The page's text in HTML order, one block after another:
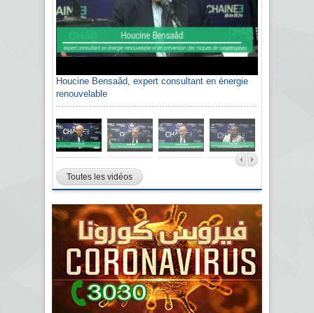
Houcine Bensaâd, expert consultant en énergie
renouvelable
Toutes les vidéos